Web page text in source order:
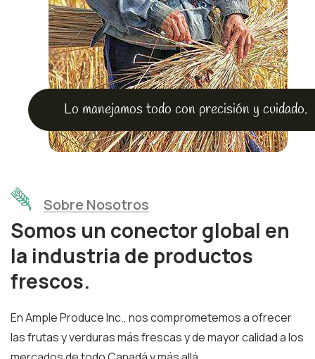
Lo manejamos todo con precisión y cuidado.
Sobre Nosotros
Somos un conector global en
la industria de productos
frescos.
En Ample Produce Inc., nos comprometemos a ofrecer
las frutas y verduras más frescas y de mayor calidad a los